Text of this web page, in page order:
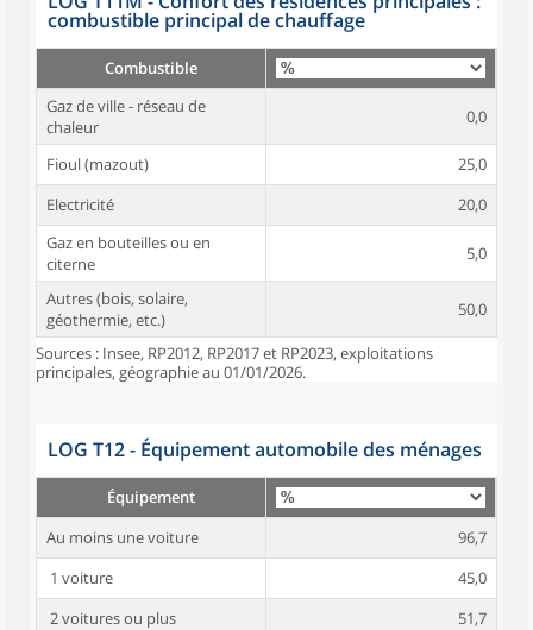
combustible principal de chauffage
Combustible
Gaz de ville - réseau de
chaleur
0,0
Fioul (mazout)
25,0
Electricité
20,0
Gaz en bouteilles ou en
citerne
5,0
Autres (bois, solaire,
géothermie, etc.)
50,0
Sources : Insee, RP2012, RP2017 et RP2023, exploitations
principales, géographie au 01/01/2026.
LOG T12 - Équipement automobile des ménages
Équipement
Au moins une voiture
96,7
1 voiture
45,0
2 voitures ou plus
51,7